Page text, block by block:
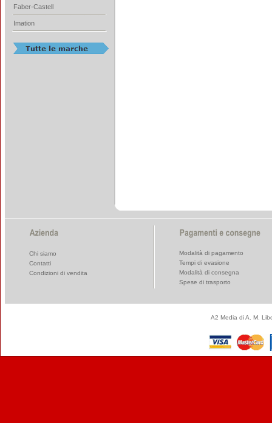
Faber-Castell
Imation
Chi siamo
Contatti
Condizioni di vendita
Modalità di pagamento
Tempi di evasione
Modalità di consegna
Spese di trasporto
A2 Media di A. M.